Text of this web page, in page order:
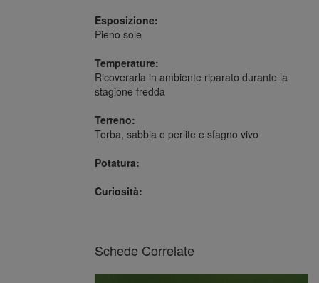
Esposizione:
Pieno sole
Temperature:
Ricoverarla in ambiente riparato durante la
stagione fredda
Terreno:
Torba, sabbia o perlite e sfagno vivo
Potatura:
Curiosità:
Schede Correlate